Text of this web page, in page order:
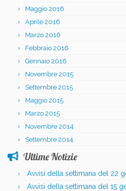
Maggio 2016
Aprile 2016
Marzo 2016
Febbraio 2016
Gennaio 2016
Novembre 2015
Settembre 2015
Maggio 2015
Marzo 2015
Novembre 2014
Settembre 2014
Ultime Notizie
Avvisi della settimana del 22
Avvisi della settimana del 15